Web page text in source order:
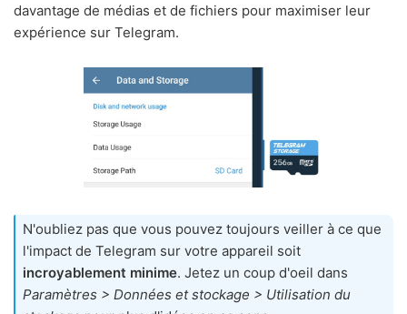
davantage de médias et de fichiers pour maximiser leur
expérience sur Telegram.
N'oubliez pas que vous pouvez toujours veiller à ce que
l'impact de Telegram sur votre appareil soit
incroyablement minime. Jetez un coup d'oeil dans
Paramètres > Données et stockage > Utilisation du